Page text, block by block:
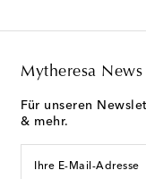
Mytheresa News
Für unseren
& mehr.
Ihre E-Mail-Adresse